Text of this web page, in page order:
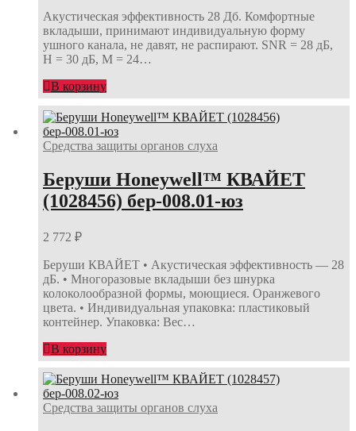
Акустическая эффективность 28 Дб. Комфортные
вкладыши, принимают индивидуальную форму
ушного канала, не давят, не распирают. SNR = 28 дБ,
H = 30 дБ, M = 24…
В корзину
Средства защиты органов слуха
Беруши Honeywell™ КВАЙЕТ
(1028456) бер-008.01-юз
2 772 ₽
Беруши КВАЙЕТ • Акустическая эффективность — 28
дБ. • Многоразовые вкладыши без шнурка
колоколообразной формы, моющиеся. Оранжевого
цвета. • Индивидуальная упаковка: пластиковый
контейнер. Упаковка: Вес…
В корзину
Средства защиты органов слуха